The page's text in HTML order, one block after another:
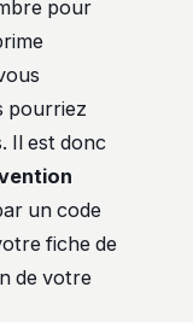
pour
pourriez
Il est donc
un code
fiche de
de votre